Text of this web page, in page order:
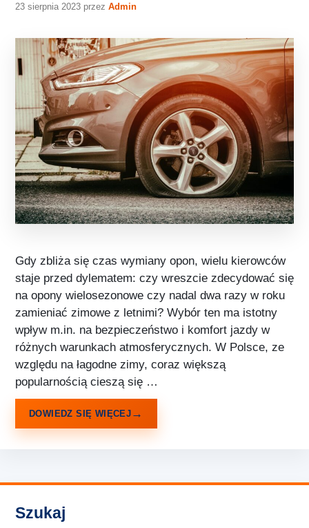
23 sierpnia 2023 przez Admin
Gdy zbliża się czas wymiany opon, wielu kierowców
staje przed dylematem: czy wreszcie zdecydować się
na opony wielosezonowe czy nadal dwa razy w roku
zamieniać zimowe z letnimi? Wybór ten ma istotny
wpływ m.in. na bezpieczeństwo i komfort jazdy w
różnych warunkach atmosferycznych. W Polsce, ze
względu na łagodne zimy, coraz większą
popularnością cieszą się …
DOWIEDZ SIĘ WIĘCEJ
Szukaj